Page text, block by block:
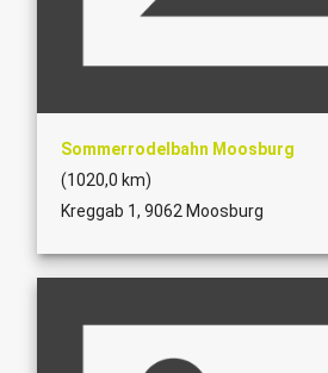
Sommerrodelbahn Moosburg
(1020,0 km)
Kreggab 1, 9062 Moosburg